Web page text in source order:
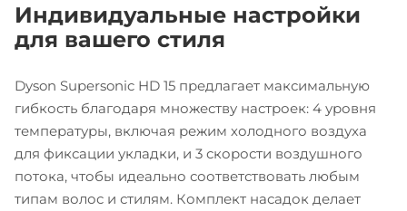
Индивидуальные настройки
для вашего стиля
Dyson Supersonic HD 15 предлагает максимальную
гибкость благодаря множеству настроек: 4 уровня
температуры, включая режим холодного воздуха
для фиксации укладки, и 3 скорости воздушного
потока, чтобы идеально соответствовать любым
типам волос и стилям. Комплект насадок делает